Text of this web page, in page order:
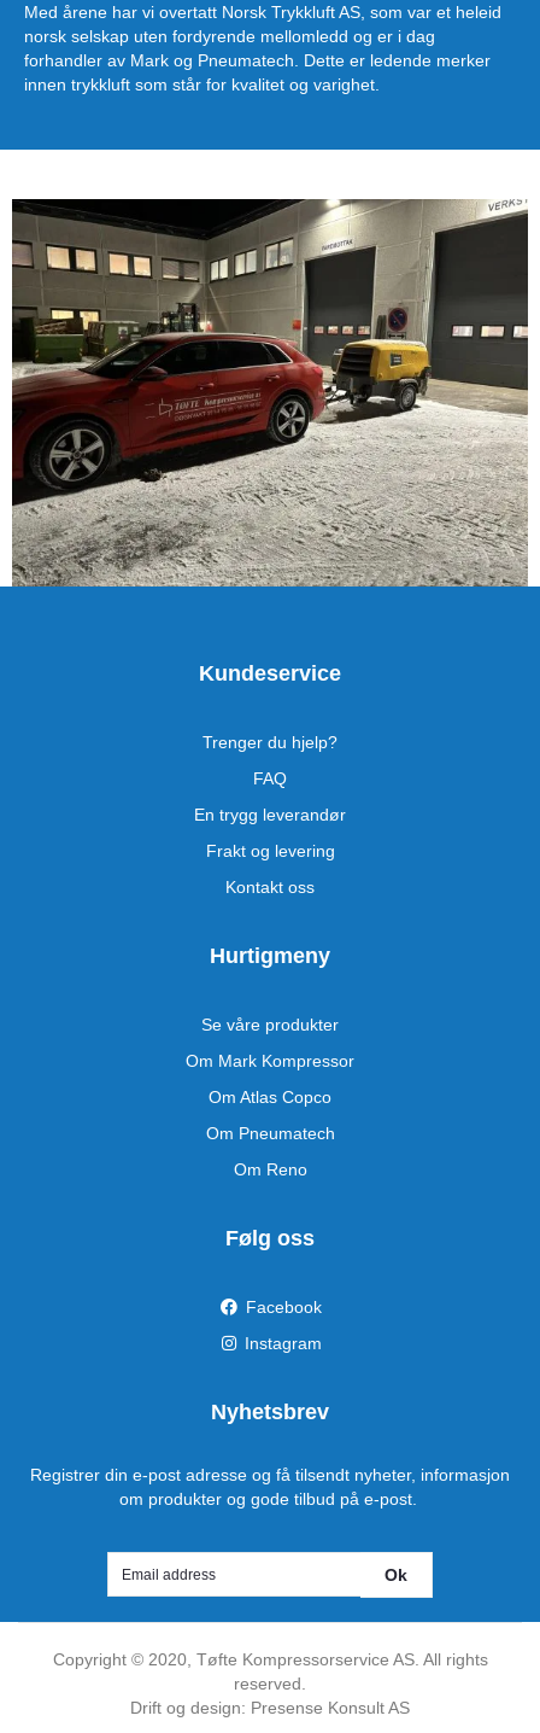
Med årene har vi overtatt Norsk Trykkluft AS, som var et heleid
norsk selskap uten fordyrende mellomledd og er i dag
forhandler av Mark og Pneumatech. Dette er ledende merker
innen trykkluft som står for kvalitet og varighet.
Kundeservice
Trenger du hjelp?
FAQ
En trygg leverandør
Frakt og levering
Kontakt oss
Hurtigmeny
Se våre produkter
Om Mark Kompressor
Om Atlas Copco
Om Pneumatech
Om Reno
Følg oss
Facebook
Instagram
Nyhetsbrev
Registrer din e-post adresse og få tilsendt nyheter, informasjon
om produkter og gode tilbud på e-post.
Ok
Copyright © 2020, Tøfte Kompressorservice AS. All rights
reserved.
Drift og design: Presense Konsult AS